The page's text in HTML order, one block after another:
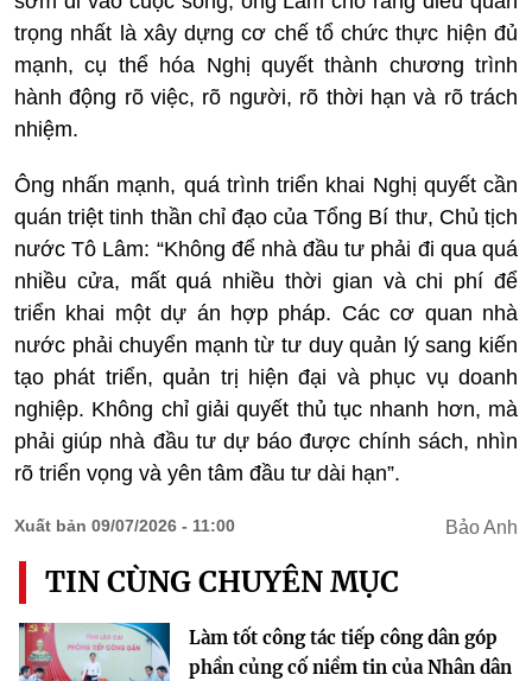
trọng nhất là xây dựng cơ chế tổ chức thực hiện đủ
mạnh, cụ thể hóa Nghị quyết thành chương trình
hành động rõ việc, rõ người, rõ thời hạn và rõ trách
nhiệm.
Ông nhấn mạnh, quá trình triển khai Nghị quyết cần
quán triệt tinh thần chỉ đạo của Tổng Bí thư, Chủ tịch
nước Tô Lâm: “Không để nhà đầu tư phải đi qua quá
nhiều cửa, mất quá nhiều thời gian và chi phí để
triển khai một dự án hợp pháp. Các cơ quan nhà
nước phải chuyển mạnh từ tư duy quản lý sang kiến
tạo phát triển, quản trị hiện đại và phục vụ doanh
nghiệp. Không chỉ giải quyết thủ tục nhanh hơn, mà
phải giúp nhà đầu tư dự báo được chính sách, nhìn
rõ triển vọng và yên tâm đầu tư dài hạn”.
Xuất bản 09/07/2026 - 11:00 Bảo Anh
TIN CÙNG CHUYÊN MỤC
Làm tốt công tác tiếp công dân góp
phần củng cố niềm tin của Nhân dân